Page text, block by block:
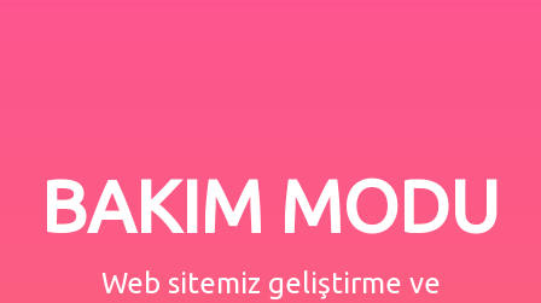
BAKIM MODU
Web sitemiz geliştirme ve